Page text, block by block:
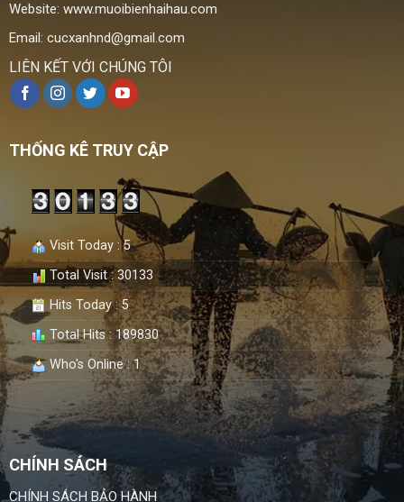
Website: www.muoibienhaihau.com
Email: cucxanhnd@gmail.com
LIÊN KẾT VỚI CHÚNG TÔI
THỐNG KÊ TRUY CẬP
Visit Today : 5
Total Visit : 30133
Hits Today : 5
Total Hits : 189830
Who's Online : 1
CHÍNH SÁCH
CHÍNH SÁCH BẢO HÀNH